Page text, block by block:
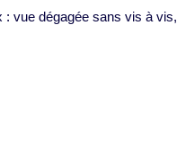
vue dégagée sans vis à vis,